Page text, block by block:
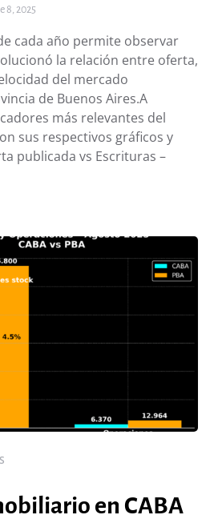
8, 2025
cada año permite observar
la relación entre oferta,
del mercado
de Buenos Aires.A
más relevantes del
sus respectivos gráficos y
publicada vs Escrituras –
en CABA